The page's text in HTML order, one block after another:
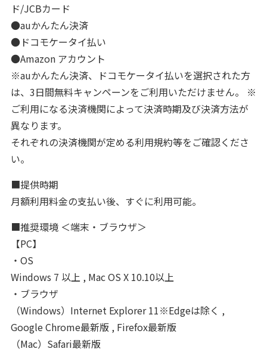
ド/JCBカード
●auかんたん決済
●ドコモケータイ払い
●Amazon アカウント
※auかんたん決済、ドコモケータイ払いを選択された方
は、3日間無料キャンペーンをご利用いただけません。 ※
ご利用になる決済機関によって決済時期及び決済方法が
異なります。
それぞれの決済機関が定める利用規約等をご確認くださ
い。
■提供時期
月額利用料金の支払い後、すぐに利用可能。
■推奨環境 ＜端末・ブラウザ＞
【PC】
・OS
Windows 7 以上 , Mac OS X 10.10以上
・ブラウザ
（Windows）Internet Explorer 11※Edgeは除く ,
Google Chrome最新版 , Firefox最新版
（Mac）Safari最新版